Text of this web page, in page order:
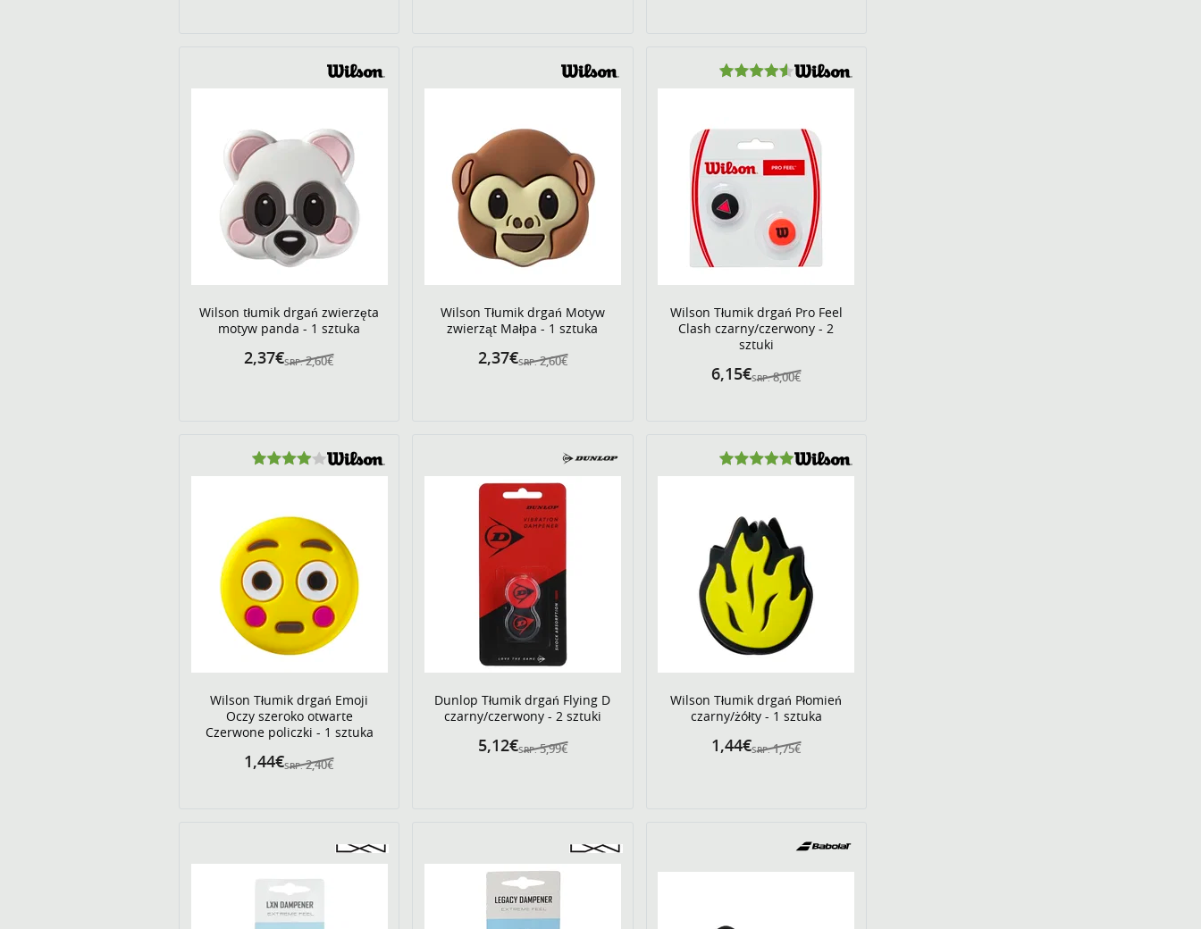
Wilson tłumik drgań zwierzęta
motyw panda - 1 sztuka
SRP: 2,60€
2,37€
Wilson Tłumik drgań Motyw
zwierząt Małpa - 1 sztuka
SRP: 2,60€
2,37€
Wilson Tłumik drgań Pro Feel
Clash czarny/czerwony - 2
sztuki
SRP: 8,00€
6,15€
Wilson Tłumik drgań Emoji
Oczy szeroko otwarte
Czerwone policzki - 1 sztuka
SRP: 2,40€
1,44€
Dunlop Tłumik drgań Flying D
czarny/czerwony - 2 sztuki
SRP: 5,99€
5,12€
Wilson Tłumik drgań Płomień
czarny/żółty - 1 sztuka
SRP: 1,75€
1,44€